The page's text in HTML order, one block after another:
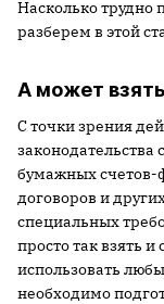
Насколько трудно
разберем в этой
А может
С точки зрения
законодательства
бумажных счетов-
договоров и
специальных
просто так взять
использовать
необходимо